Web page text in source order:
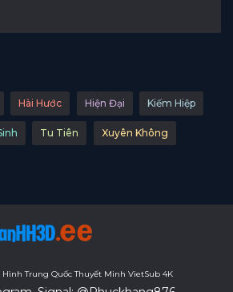
Hài Hước Hiện Đại Kiếm Hiệp
Tu Tiên Xuyên Không
Hình Trung Quốc Thuyết Minh VietSub 4K